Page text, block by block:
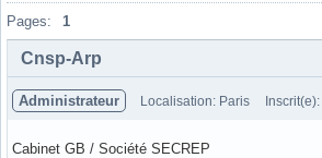
Pages: 1
Cnsp-Arp
Administrateur Localisation: Paris
Cabinet GB / Société SECREP